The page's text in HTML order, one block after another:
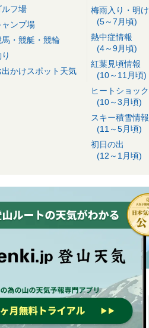
ルフ場
ャンプ場
馬・競艇・競輪
出かけスポット天気
梅雨入り・明け
(5～7月頃)
熱中症情報
(4～9月頃)
紅葉見頃情報
(10～11月頃)
ヒートショック
(10～3月頃)
スキー積雪情報
(11～5月頃)
初日の出
(12～1月頃)